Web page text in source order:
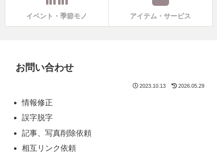
イベント・季節モノ アイテム・サービス
お問い合わせ
2023.10.13 2026.05.29
情報修正
誤字脱字
記事、写真削除依頼
相互リンク依頼